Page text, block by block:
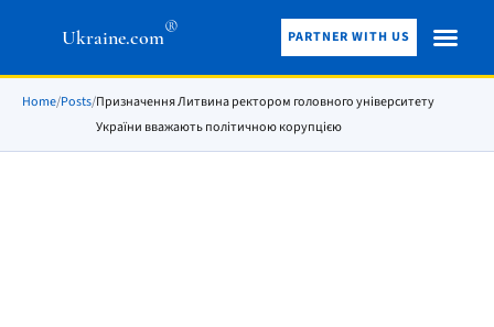
Ukraine.com® PARTNER WITH US
Home/Posts/Призначення Литвина ректором головного університету
України вважають політичною корупцією